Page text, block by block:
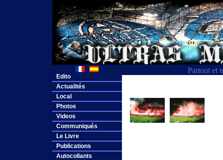
Partout et
Edito
Actualités
Local
Photos
Videos
Communiqués
Le Livre
Publications
Autocollants